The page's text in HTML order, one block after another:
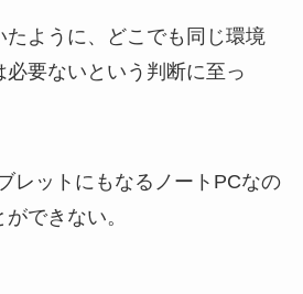
たように、どこでも同じ環境
要ないという判断に至っ
レットにもなるノートPCなの
できない。